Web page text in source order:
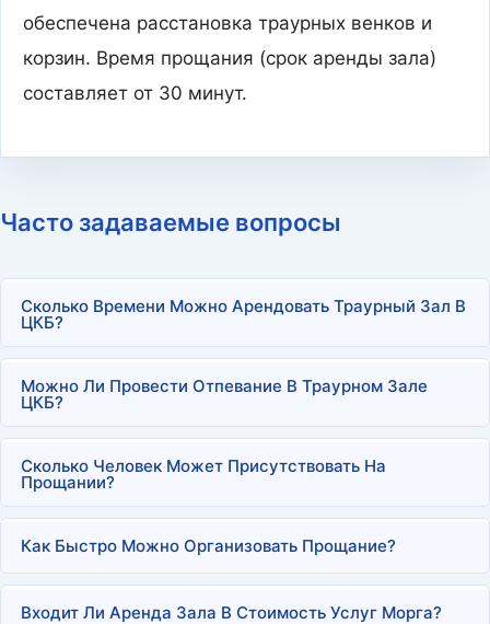
обеспечена расстановка траурных венков и
корзин. Время прощания (срок аренды зала)
составляет от 30 минут.
Часто задаваемые вопросы
Сколько Времени Можно Арендовать Траурный Зал В
ЦКБ?
Можно Ли Провести Отпевание В Траурном Зале
ЦКБ?
Сколько Человек Может Присутствовать На
Прощании?
Как Быстро Можно Организовать Прощание?
Входит Ли Аренда Зала В Стоимость Услуг Морга?